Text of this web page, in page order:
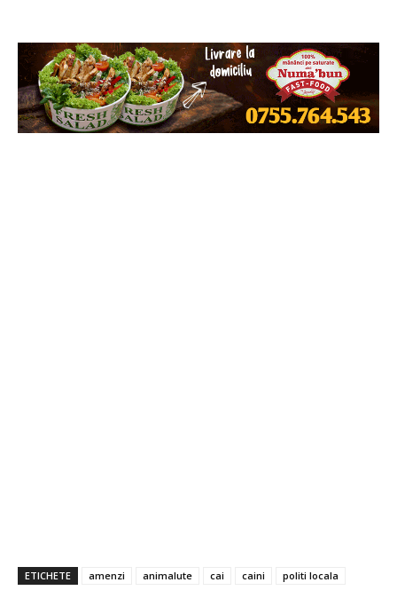
ETICHETE amenzi animalute cai caini politi locala